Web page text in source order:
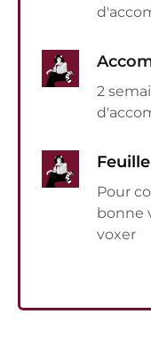
2
Pour
bonne
voxer